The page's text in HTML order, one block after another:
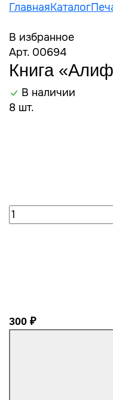
ГлавнаяКаталог
В избранное
Арт. 00694
Книга
В наличии
8 шт.
300 ₽